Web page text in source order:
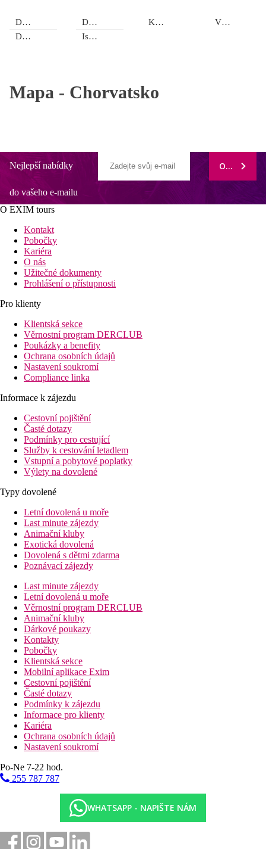
Dalmácie jižní
Dalmácie severní
Dalmácie střední
Istrie
Kvarner Vnitrozemí
Mapa - Chorvatsko
Nejlepší nabídky
do vašeho e-mailu
ODEBÍRAT
O EXIM tours
Kontakt
Pobočky
Kariéra
O nás
Užitečné dokumenty
Prohlášení o přístupnosti
Pro klienty
Klientská sekce
Věrnostní program DERCLUB
Poukázky a benefity
Ochrana osobních údajů
Nastavení soukromí
Compliance linka
Informace k zájezdu
Cestovní pojištění
Časté dotazy
Podmínky pro cestující
Služby k cestování letadlem
Vstupní a pobytové poplatky
Výlety na dovolené
Typy dovolené
Letní dovolená u moře
Last minute zájezdy
Animační kluby
Exotická dovolená
Dovolená s dětmi zdarma
Poznávací zájezdy
Last minute zájezdy
Letní dovolená u moře
Věrnostní program DERCLUB
Animační kluby
Dárkové poukazy
Kontakty
Pobočky
Klientská sekce
Mobilní aplikace Exim
Cestovní pojištění
Časté dotazy
Podmínky k zájezdu
Informace pro klienty
Kariéra
Ochrana osobních údajů
Nastavení soukromí
Po-Ne 7-22 hod.
255 787 787
WHATSAPP - NAPIŠTE NÁM